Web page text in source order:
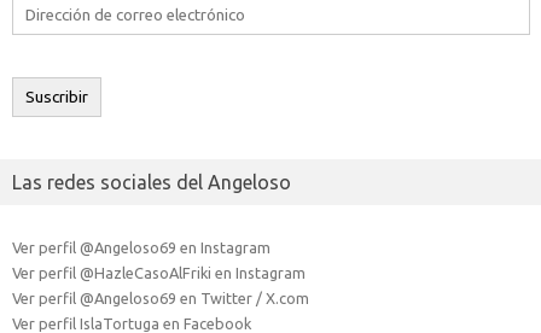
Dirección
electrónico
Suscribir
Las redes sociales del Angeloso
Ver perfil @Angeloso69 en Instagram
Ver perfil @HazleCasoAlFriki en Instagram
Ver perfil @Angeloso69 en Twitter / X.com
Ver perfil IslaTortuga en Facebook